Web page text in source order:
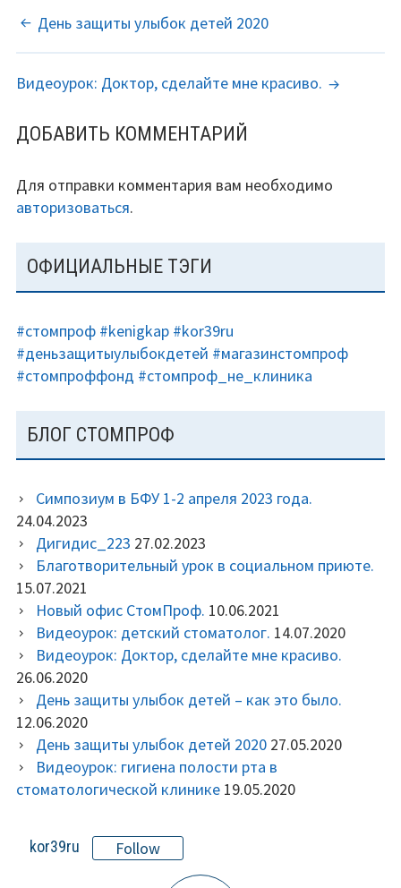
НАВИГАЦИЯ
ПО
ЗАПИСЯМ
День защиты улыбок детей 2020
Видеоурок: Доктор, сделайте мне красиво.
ДОБАВИТЬ КОММЕНТАРИЙ
Для отправки комментария вам необходимо
авторизоваться.
ОСНОВНАЯ
ПАНЕЛЬ
ОФИЦИАЛЬНЫЕ ТЭГИ
#стомпроф #kenigkap #kor39ru
#деньзащитыулыбокдетей #магазинстомпроф
#стомпроффонд #стомпроф_не_клиника
БЛОГ СТОМПРОФ
Симпозиум в БФУ 1-2 апреля 2023 года.
24.04.2023
Дигидис_223 27.02.2023
Благотворительный урок в социальном приюте.
15.07.2021
Новый офис СтомПроф. 10.06.2021
Видеоурок: детский стоматолог. 14.07.2020
Видеоурок: Доктор, сделайте мне красиво.
26.06.2020
День защиты улыбок детей – как это было.
12.06.2020
День защиты улыбок детей 2020 27.05.2020
Видеоурок: гигиена полости рта в
стоматологической клинике 19.05.2020
kor39ru Follow